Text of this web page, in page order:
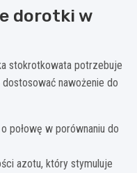
dorotki w
stokrotkowata potrzebuje
nawożenie do
połowę w porównaniu do
azotu, który stymuluje